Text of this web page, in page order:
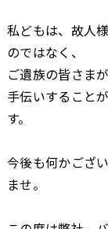
私どもは、故人
のではなく、
ご遺族の皆さま
手伝いすること
す。
今後も何かござ
ませ。